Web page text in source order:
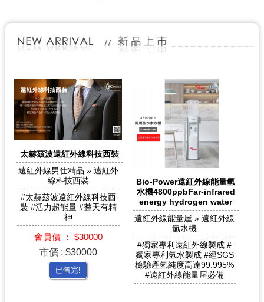
太赫茲波遠紅外線科技西裝
遠紅外線男仕精品 » 遠紅外
線科技西裝
#太赫茲波遠紅外線科技西
裝 #活力超能量 #整天有精
神
會員價 ： $30000
市價 : $30000
已售完!
Bio-Power遠紅外線能量氫
水機4800ppbFar-infrared
energy hydrogen water
遠紅外線能量屋 » 遠紅外線
氫水機
#獨家專利遠紅外線製成 #
獨家專利氫水製成 #經SGS
檢驗產氫純度高達99.995%
#遠紅外線能量屋必備